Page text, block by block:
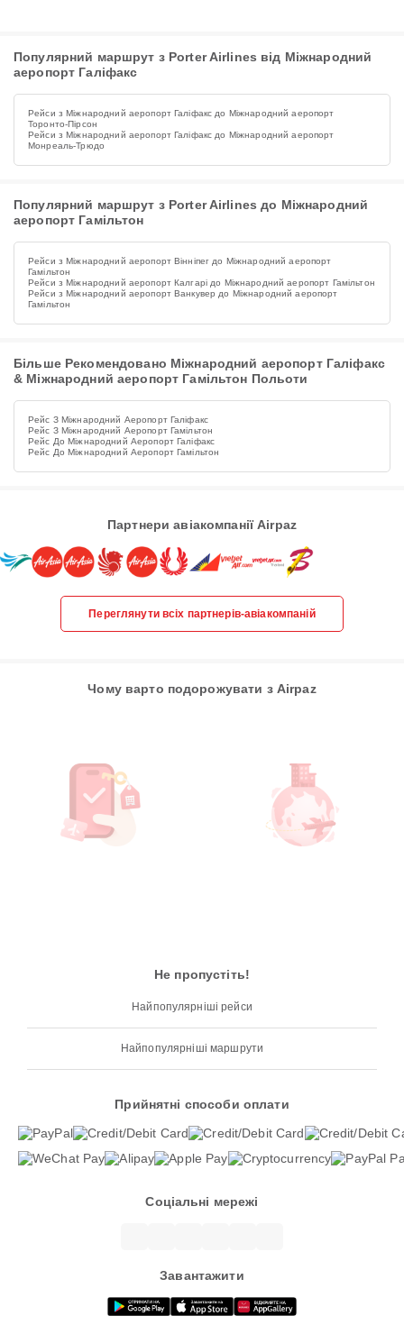
Популярний маршрут з Porter Airlines від Міжнародний
аеропорт Галіфакс
Рейси з Міжнародний аеропорт Галіфакс до Міжнародний аеропорт
Торонто-Пірсон
Рейси з Міжнародний аеропорт Галіфакс до Міжнародний аеропорт
Монреаль-Трюдо
Популярний маршрут з Porter Airlines до Міжнародний
аеропорт Гамільтон
Рейси з Міжнародний аеропорт Вінніпег до Міжнародний аеропорт
Гамільтон
Рейси з Міжнародний аеропорт Калгарі до Міжнародний аеропорт Гамільтон
Рейси з Міжнародний аеропорт Ванкувер до Міжнародний аеропорт
Гамільтон
Більше Рекомендовано Міжнародний аеропорт Галіфакс
& Міжнародний аеропорт Гамільтон Польоти
Рейс З Міжнародний Аеропорт Галіфакс
Рейс З Міжнародний Аеропорт Гамільтон
Рейс До Міжнародний Аеропорт Галіфакс
Рейс До Міжнародний Аеропорт Гамільтон
Партнери авіакомпанії Airpaz
Переглянути всіх партнерів-авіакомпаній
Чому варто подорожувати з Airpaz
Не пропустіть!
Найпопулярніші рейси
Найпопулярніші маршрути
Прийнятні способи оплати
Соціальні мережі
Завантажити